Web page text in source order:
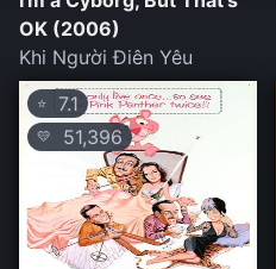
OK (2006)
Khi Người Điên Yêu
⭐ 7.1
💛 51,396